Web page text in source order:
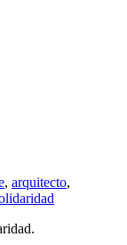
, arquitecto,